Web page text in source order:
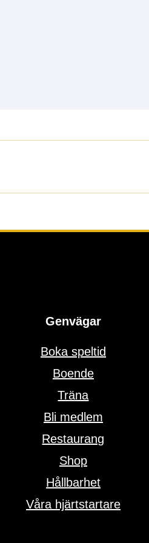
Genvägar
Boka speltid
Boende
Träna
Bli medlem
Restaurang
Shop
Hållbarhet
Våra hjärtstartare